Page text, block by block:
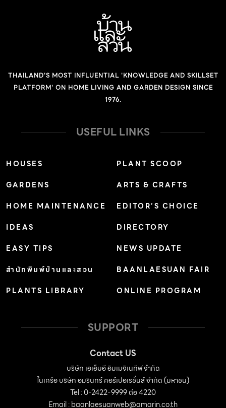
THAILAND'S MOST INFLUENTIAL 'KNOWLEDGE AND SKILLSET
PLATFORM' ON HOME LIVING AND GARDEN DESIGN SINCE
1976.
USEFUL LINKS
HOUSES
GARDENS
HOME MAINTENANCE
IDEAS
EASY TIPS
สำนักพิมพ์บ้านและสวน
PLANTS LIBRARY
PLANT SCOOP
ARTS & CRAFTS
EDITOR’S CHOICE
DIRECTORY
NEWS UPDATE
BAANLAESUAN FAIR
ONLINE PROGRAM
SUPPORT
Contact US
บริษัท เอเอ็มอี อิมเมจิเนทีฟ จำกัด
ในเครือ บริษัท อมรินทร์ คอร์เปอเรชั่นส์ จำกัด (มหาชน)
Tel : 0-2422-9999 ต่อ 4220
Email :baanlaesuanweb@amarin.co.th